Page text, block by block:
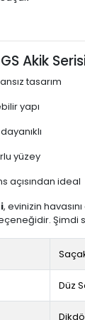
Akik
tasarım
yapı
yüzey
açısından ideal
, evinizin
Şimdi
Düz